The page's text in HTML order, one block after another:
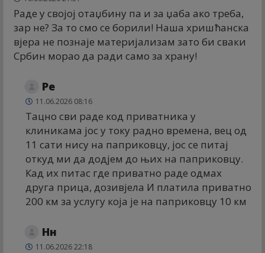
Раде у својој отаџбину па и за џаба ако треба,
зар не? За то смо се борили! Наша хришћанска
вјера не познаје материјализам зато би сваки
Србин морао да ради само за храну!
Ре
11.06.2026 08:16
Тацно сви раде код приватника у
клиникама јос у току радно времена, вец од
11 сати нису на паприковцу, јос се питај
откуд ми да додјем до њих на паприковцу.
Кад их питас где приватно раде одмах
друга прица, дозивјела И платила приватно
200 км за услугу која је на паприковцу 10 км
Нн
11.06.2026 22:18